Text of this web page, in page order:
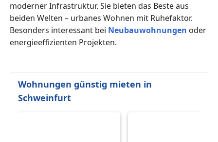
moderner Infrastruktur. Sie bieten das Beste aus
beiden Welten – urbanes Wohnen mit Ruhefaktor.
Besonders interessant bei Neubauwohnungen oder
energieeffizienten Projekten.
Wohnungen günstig mieten in
Schweinfurt